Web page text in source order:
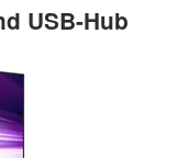
USB-Hub